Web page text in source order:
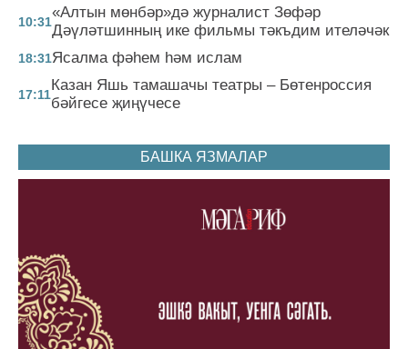
10:31
«Алтын мөнбәр»дә журналист Зөфәр
Дәүләтшинның ике фильмы тәкъдим ителәчәк
18:31Ясалма фәһем һәм ислам
17:11
Казан Яшь тамашачы театры – Бөтенроссия
бәйгесе җиңүчесе
БАШКА ЯЗМАЛАР